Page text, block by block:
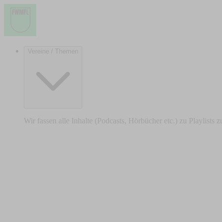
Vereine / Themen
Wir fassen alle Inhalte (Podcasts, Hörbücher etc.) zu Playlists